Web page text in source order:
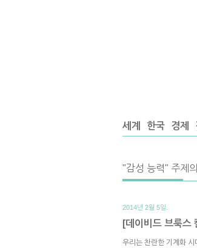
세계 한국 경제
"감성 능력" 주제
2014년 2월 5일.
[데이비드 브룩스
우리는 찬란한 기계화